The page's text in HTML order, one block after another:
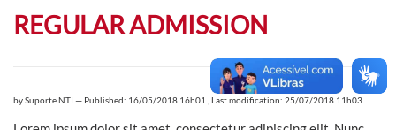
REGULAR ADMISSION
bySuporte NTI — Published: 16/05/2018 16h01 Last modification: 25/07/2018 11h03